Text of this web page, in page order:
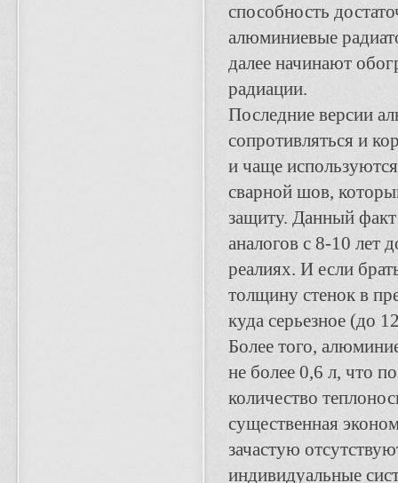
способность
алюминиевые
далее начинают
радиации.
Последние версии
сопротивляться и
и чаще
сварной шов,
защиту. Данный
аналогов с 8-10 лет
реалиях. И если
толщину стенок в
куда серьезное (до
Более того,
не более 0,6 л, что
количество
существенная
зачастую
индивидуальные